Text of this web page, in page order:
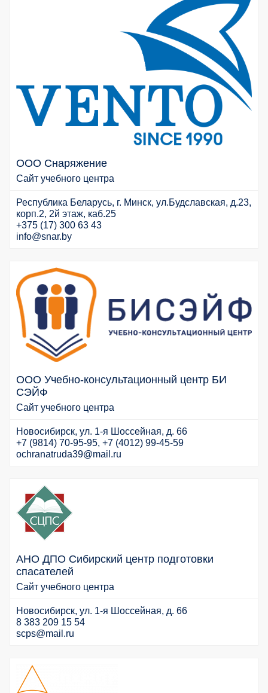
ООО Снаряжение
Сайт учебного центра
Республика Беларусь, г. Минск, ул.Будславская, д.23,
корп.2, 2й этаж, каб.25
+375 (17) 300 63 43
info@snar.by
ООО Учебно-консультационный центр БИ
СЭЙФ
Сайт учебного центра
Новосибирск, ул. 1-я Шоссейная, д. 66
+7 (9814) 70-95-95, +7 (4012) 99-45-59
ochranatruda39@mail.ru
АНО ДПО Сибирский центр подготовки
спасателей
Сайт учебного центра
Новосибирск, ул. 1-я Шоссейная, д. 66
8 383 209 15 54
scps@mail.ru